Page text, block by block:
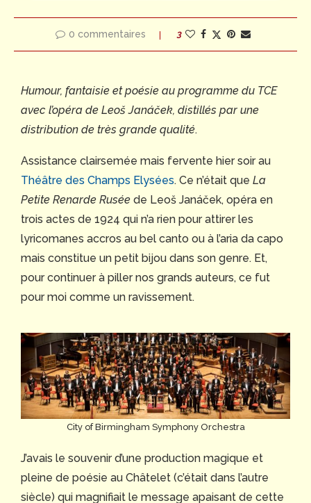
0 commentaires 3
Humour, fantaisie et poésie au programme du TCE
avec l’opéra de Leoš Janáček, distillés par une
distribution de très grande qualité.
Assistance clairsemée mais fervente hier soir au
Théâtre des Champs Elysées. Ce n’était que La
Petite Renarde Rusée de Leoš Janáček, opéra en
trois actes de 1924 qui n’a rien pour attirer les
lyricomanes accros au bel canto ou à l’aria da capo
mais constitue un petit bijou dans son genre. Et,
pour continuer à piller nos grands auteurs, ce fut
pour moi comme un ravissement.
City of Birmingham Symphony Orchestra
J’avais le souvenir d’une production magique et
pleine de poésie au Châtelet (c’était dans l’autre
siècle) qui magnifiait le message apaisant de cette